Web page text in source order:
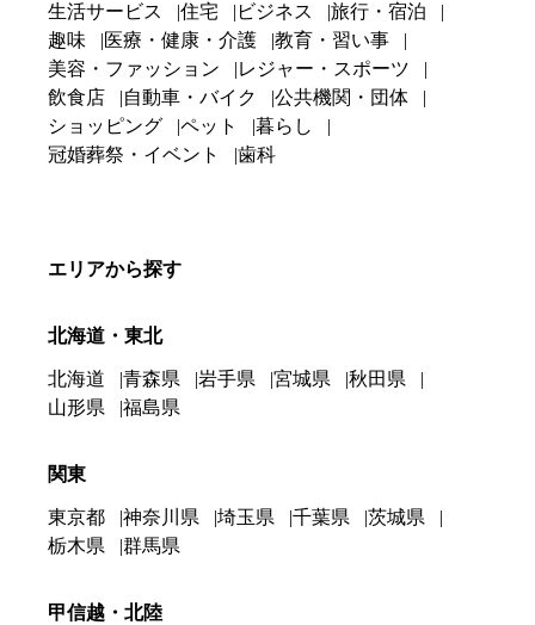
生活サービス 住宅 ビジネス
旅行・宿泊
趣味
医療・健康・介護
教育・習い事
美容・ファッション
レジャー・スポーツ
飲食店
自動車・バイク
公共機関・団体
ショッピング
ペット
暮らし
冠婚葬祭・イベント
歯科
エリアから探す
北海道・東北
北海道 青森県 岩手県 宮城県
秋田県
山形県
福島県
関東
東京都 神奈川県 埼玉県 千葉県
茨城県
栃木県
群馬県
甲信越・北陸